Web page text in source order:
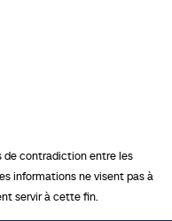
de contradiction entre les
informations ne visent pas à
servir à cette fin.